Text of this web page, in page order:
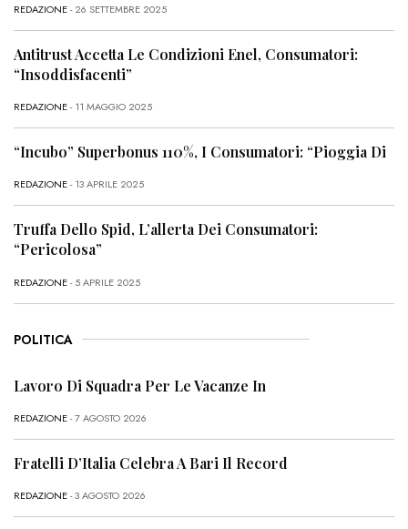
REDAZIONE- 26 SETTEMBRE 2025
Antitrust Accetta Le Condizioni Enel, Consumatori:
“Insoddisfacenti”
REDAZIONE- 11 MAGGIO 2025
“Incubo” Superbonus 110%, I Consumatori: “Pioggia Di
REDAZIONE- 13 APRILE 2025
Truffa Dello Spid, L’allerta Dei Consumatori:
“Pericolosa”
REDAZIONE- 5 APRILE 2025
POLITICA
Lavoro Di Squadra Per Le Vacanze In
REDAZIONE- 7 AGOSTO 2026
Fratelli D’Italia Celebra A Bari Il Record
REDAZIONE- 3 AGOSTO 2026